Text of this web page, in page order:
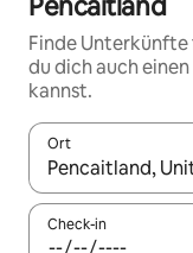
Finde
du dich auch
kannst.
Ort
Wenn Ergebnisse
Check-in